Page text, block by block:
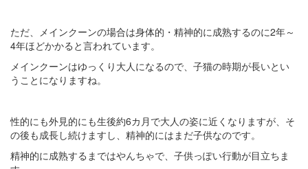
ただ、メインクーンの場合は身体的・精神的に成熟するのに2年～
4年ほどかかると言われています。
メインクーンはゆっくり大人になるので、子猫の時期が長いとい
うことになりますね。
性的にも外見的にも生後約6カ月で大人の姿に近くなりますが、そ
の後も成長し続けますし、精神的にはまだ子供なのです。
精神的に成熟するまではやんちゃで、子供っぽい行動が目立ちま